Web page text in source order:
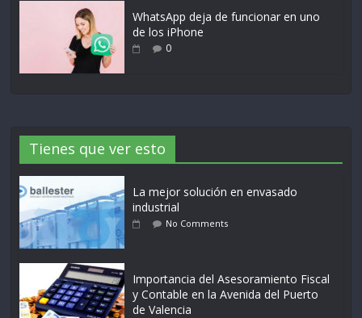
WhatsApp deja de funcionar en uno
de los iPhone
0
Tienes que ver esto
La mejor solución en envasado
industrial
No Comments
Importancia del Asesoramiento Fiscal
y Contable en la Avenida del Puerto
de Valencia